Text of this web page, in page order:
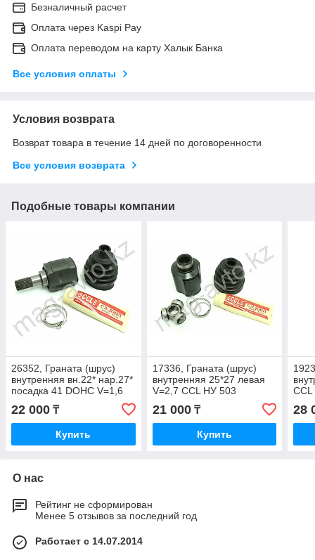
Безналичный расчет
Оплата через Kaspi Pay
Оплата переводом на карту Халык Банка
Все условия оплаты
Условия возврата
Возврат товара в течение 14 дней по договоренности
Все условия возврата
Подобные товары компании
26352, Граната (шрус)
внутренняя вн.22* нар.27*
посадка 41 DOHC V=1,6
CCL HY 508
22 000 ₸
Купить
17336, Граната (шрус)
внутренняя 25*27 левая
V=2,7 CCL НУ 503
21 000₸
Купить
CCL
28
О нас
Рейтинг не сформирован
Менее 5 отзывов за последний год
Работает с 14.07.2014